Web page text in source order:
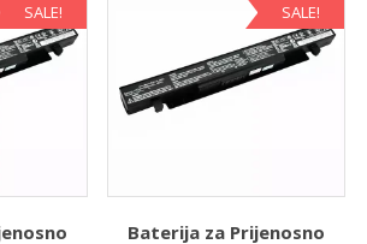
SALE! SALE!
Baterija za Prijenosno